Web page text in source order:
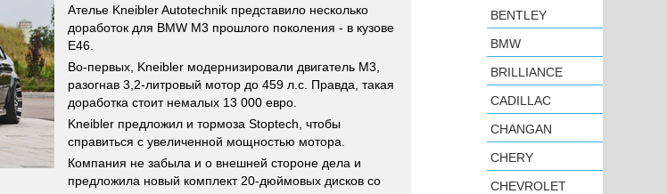
Ателье Kneibler Autotechnik представило несколько
доработок для BMW M3 прошлого поколения - в кузове
E46.
Во-первых, Kneibler модернизировали двигатель M3,
разогнав 3,2-литровый мотор до 459 л.с. Правда, такая
доработка стоит немалых 13 000 евро.
Kneibler предложил и тормоза Stoptech, чтобы
справиться с увеличенной мощностью мотора.
Компания не забыла и о внешней стороне дела и
предложила новый комплект 20-дюймовых дисков со
BENTLEY
BMW
BRILLIANCE
CADILLAC
CHANGAN
CHERY
CHEVROLET